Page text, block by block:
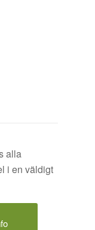
alla
i en väldigt